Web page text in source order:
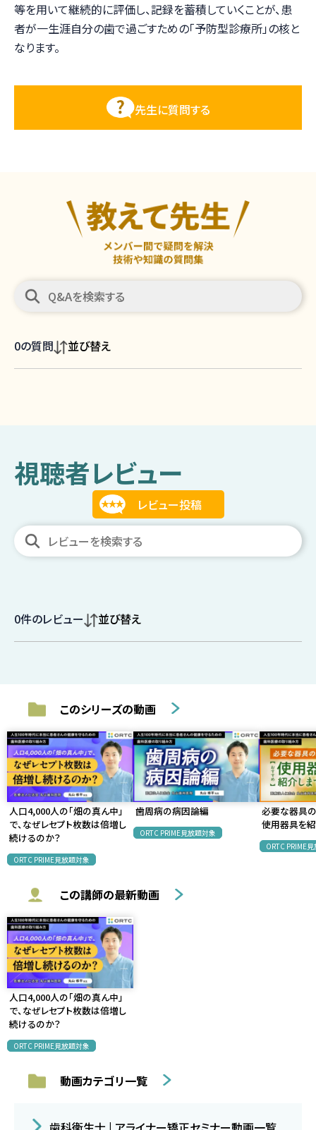
等を用いて継続的に評価し、記録を蓄積していくことが、患
者が一生涯自分の歯で過ごすための「予防型診療所」の核と
なります。
先生に質問する
0の質問 並び替え
視聴者レビュー
0件のレビュー 並び替え
このシリーズの動画
人口4,000人の「畑の真ん中」
で、なぜレセプト枚数は倍増し
続けるのか？
ORTC PRIME見放題対象
歯周病の病因論編
ORTC PRIME見放題対象
必要な器具
使用器具を
ORTC PRIME
この講師の最新動画
人口4,000人の「畑の真ん中」
で、なぜレセプト枚数は倍増し
続けるのか？
ORTC PRIME見放題対象
動画カテゴリ一覧